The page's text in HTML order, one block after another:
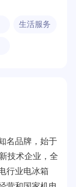
生活服务
名品牌，始于
技术企业，全
行业电冰箱